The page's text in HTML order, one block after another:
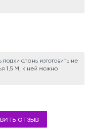
слань изготовить не
1,5 М, к ней можно
отзыв